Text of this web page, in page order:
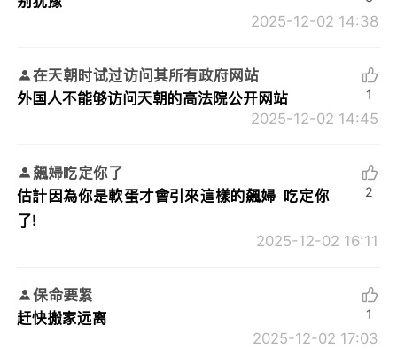
2025-12-02 14:38
在天朝时试过访问其所有政府网站
外国人不能够访问天朝的高法院公开网站
2025-12-02 14:45
1
飆婦吃定你了
估計因為你是軟蛋才會引來這樣的飆婦 吃定你
了!
2025-12-02 16:11
2
保命要紧
赶快搬家远离
2025-12-02 17:03
1